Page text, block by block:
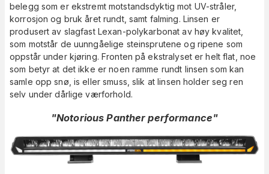
belegg som er ekstremt motstandsdyktig mot UV-stråler,
korrosjon og bruk året rundt, samt falming. Linsen er
produsert av slagfast Lexan-polykarbonat av høy kvalitet,
som motstår de uunngåelige steinsprutene og ripene som
oppstår under kjøring. Fronten på ekstralyset er helt flat, noe
som betyr at det ikke er noen ramme rundt linsen som kan
samle opp snø, is eller smuss, slik at linsen holder seg ren
selv under dårlige værforhold.
"Notorious Panther performance"